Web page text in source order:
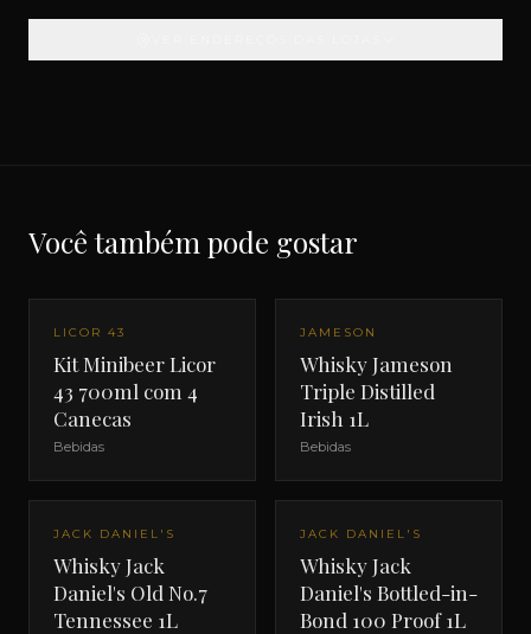
Você também pode gostar
LICOR 43
Kit Minibeer Licor
43 700ml com 4
Canecas
Bebidas
JAMESON
Whisky Jameson
Triple Distilled
Irish 1L
Bebidas
JACK DANIEL'S
Whisky Jack
Daniel's Old No.7
Tennessee 1L
JACK DANIEL'S
Whisky Jack
Daniel's Bottled-in-
Bond 100 Proof 1L